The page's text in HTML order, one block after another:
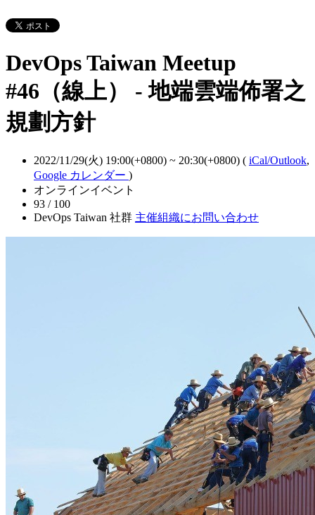
DevOps Taiwan Meetup
#46（線上） - 地端雲端佈署之
規劃方針
2022/11/29(火) 19:00(+0800) ~ 20:30(+0800) ( iCal/Outlook,
Google カレンダー )
オンラインイベント
93 / 100
DevOps Taiwan 社群 主催組織にお問い合わせ